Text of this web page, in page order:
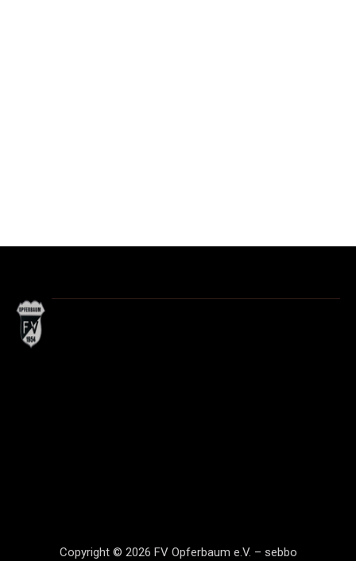
Copyright © 2026 FV Opferbaum e.V. – sebbo